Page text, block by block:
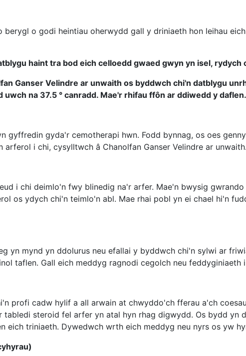
berygl o godi heintiau oherwydd gall y driniaeth hon leihau
haint tra bod eich celloedd gwaed gwyn yn isel,
Ganser Velindre ar unwaith os byddwch chi'n datblygu
na 37.5 ° canradd. Mae'r rhifau ffôn ar ddiwedd y daflen.
gyffredin gyda'r cemotherapi hwn. Fodd bynnag, os oes
arferol i chi, cysylltwch â Chanolfan Ganser Velindre ar
i chi deimlo'n fwy blinedig na'r arfer. Mae'n bwysig
os ydych chi'n teimlo'n abl. Mae rhai pobl yn ei chael hi'n
yn mynd yn ddolurus neu efallai y byddwch chi'n sylwi ar
taflen. Gall eich meddyg ragnodi cegolch neu feddyginiaeth
profi cadw hylif a all arwain at chwyddo'ch fferau a'ch
tabledi steroid fel arfer yn atal hyn rhag digwydd. Os bydd
eich triniaeth. Dywedwch wrth eich meddyg neu nyrs os yw